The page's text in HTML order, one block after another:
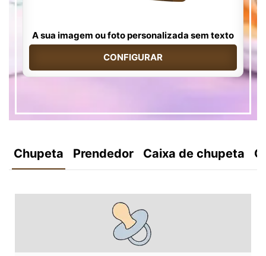
A sua imagem ou foto personalizada sem texto
CONFIGURAR
Chupeta Prendedor Caixa de chupeta